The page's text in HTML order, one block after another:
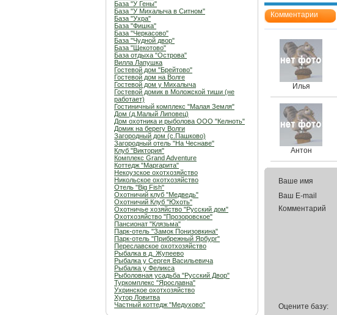
База "У Гены"
База "У Михалыча в Ситном"
База "Ухра"
База "Фишка"
База "Черкасово"
База "Чудной двор"
База "Щекотово"
База отдыха "Острова"
Вилла Лапушка
Гостевой дом "Брейтово"
Гостевой дом на Волге
Гостевой дом у Михалыча
Гостевой домик в Моложской тиши (не
работает)
Гостиничный комплекс "Малая Земля"
Дом (д.Малый Липовец)
Дом охотника и рыболова ООО "Келноть"
Домик на берегу Волги
Загородный дом (с.Пашково)
Загородный отель "На Чеснаве"
Клуб "Виктория"
Комплекс Grand Adventure
Коттедж "Маргарита"
Некоузское охотхозяйство
Никольское охотхозяйство
Отель "Big Fish"
Охотничий клуб "Медведь"
Охотничий Клуб "Юхоть"
Охотничье хозяйство "Русский дом"
Охотхозяйство "Прозоровское"
Пансионат "Клязьма"
Парк-отель "Замок Понизовкина"
Парк-отель "Прибрежный Ярбург"
Переславское охотхозяйство
Рыбалка в д. Жупеево
Рыбалка у Сергея Васильевича
Рыбалка у Феликса
Рыболовная усадьба "Русский Двор"
Туркомплекс "Ярославна"
Ухринское охотхозяйство
Хутор Ловитва
Частный коттедж "Медухово"
Комментарии
Илья
Антон
Ваше имя
Ваш E-mail
Комментарий
Оцените базу: